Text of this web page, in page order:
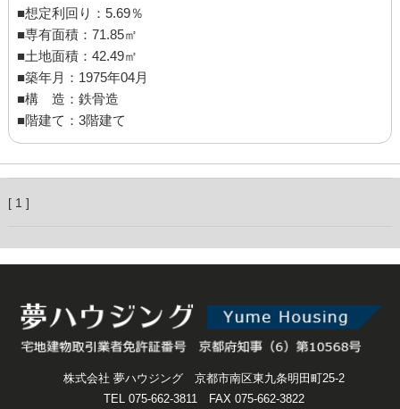
■想定利回り：5.69％
■専有面積：71.85㎡
■土地面積：42.49㎡
■築年月：1975年04月
■構 造：鉄骨造
■階建て：3階建て
[ 1 ]
株式会社 夢ハウジング 京都市南区東九条明田町25-2
TEL 075-662-3811 FAX 075-662-3822